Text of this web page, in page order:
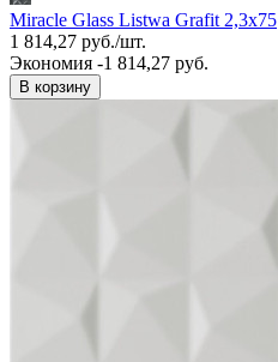
Miracle Glass Listwa Grafit 2,3x75
1 814,27 руб./шт.
Экономия -1 814,27 руб.
В корзину